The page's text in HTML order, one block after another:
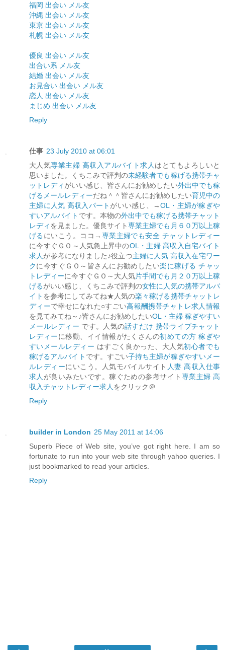
福岡 出会い メル友
沖縄 出会い メル友
東京 出会い メル友
札幌 出会い メル友
優良 出会い メル友
出合い系 メル友
結婚 出会い メル友
お見合い 出会い メル友
恋人 出会い メル友
まじめ 出会い メル友
Reply
仕事 23 July 2010 at 06:01
大人気専業主婦 高収入アルバイト求人 はとてもよろしいと
思いました。くちこみで評判の未経験者でも稼げる携帯チャ
ットレディ がいい感じ、皆さんにお勧めしたい外出中でも稼
げるメールレディーだね＾＾皆さんにお勧めしたい育児中の
主婦に人気 高収入パート がいい感じ、→OL・主婦が稼ぎや
すいアルバイト です。本物の外出中でも稼げる携帯チャット
レディ を見ました。優良サイト専業主婦でも月６０万以上稼
げる にいこう。ココ→ 専業主婦でも安全 チャットレディー
に今すぐＧＯ～人気急上昇中のOL・主婦 高収入自宅バイト
求人 が参考になりました♪役立つ主婦に人気 高収入在宅ワー
クに今すぐＧＯ～皆さんにお勧めしたい楽に稼げる チャッ
トレディーに今すぐＧＯ～大人気片手間でも月２０万以上稼
げるがいい感じ、くちこみで評判の女性に人気の携帯アルバ
イト を参考にしてみてね★人気の楽々稼げる携帯チャットレ
ディーで幸せになれた○すごい高報酬携帯チャトレ求人情報
を見てみてね～♪皆さんにお勧めしたいOL・主婦 稼ぎやすい
メールレディー です。人気の話すだけ 携帯ライブチャット
レディーに移動、イイ情報がたくさんの初めての方 稼ぎや
すいメールレディー はすごく良かった、大人気初心者でも
稼げるアルバイト です。すごい子持ち主婦が稼ぎやすいメー
ルレディーにいこう。人気モバイルサイト 人妻 高収入仕事
求人 が良いみたいです。稼ぐための参考サイト 専業主婦 高
収入チャットレディー求人 をクリック＠
Reply
builder in London 25 May 2011 at 14:06
Superb Piece of Web site, you’ve got right here. I am so
fortunate to run into your web site through yahoo queries. I
just bookmarked to read your articles.
Reply